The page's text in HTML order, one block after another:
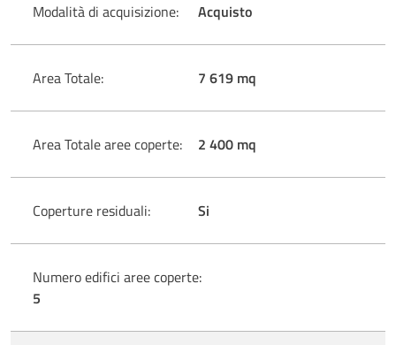
Modalità di acquisizione: Acquisto
Area Totale: 7 619 mq
Area Totale aree coperte: 2 400 mq
Coperture residuali: Si
Numero edifici aree coperte:
5